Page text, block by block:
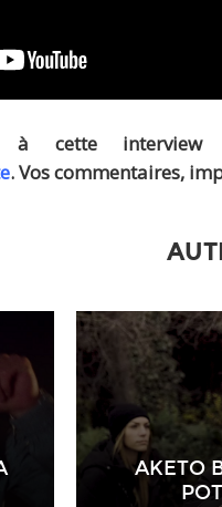
à cette
. Vos commentaires,
AKETO